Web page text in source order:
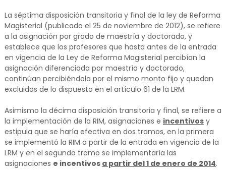
La séptima disposición transitoria y final de la ley de Reforma
Magisterial (publicado el 25 de noviembre de 2012), se refiere
a la asignación por grado de maestría y doctorado, y
establece que los profesores que hasta antes de la entrada
en vigencia de la Ley de Reforma Magisterial percibían la
asignación diferenciada por maestría y doctorado,
continúan percibiéndola por el mismo monto fijo y quedan
excluidos de lo dispuesto en el artículo 61 de la LRM.
Asimismo la décima disposición transitoria y final, se refiere a
la implementación de la RIM, asignaciones e incentivosy
estipula que se haría efectiva en dos tramos, en la primera
se implementó la RIM a partir de la entrada en vigencia de la
LRM y en el segundo tramo se implementaría las
asignaciones e incentivos a partir del 1 de enero de 2014.